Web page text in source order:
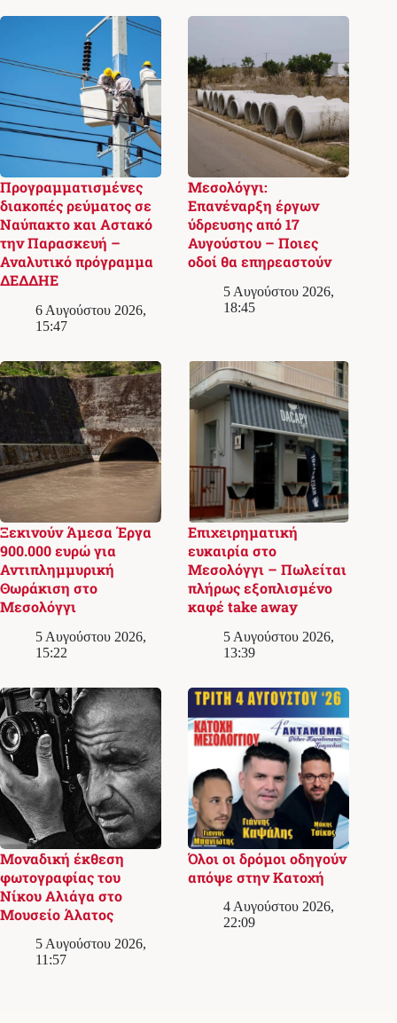
Προγραμματισμένες
διακοπές ρεύματος σε
Ναύπακτο και Αστακό
την Παρασκευή –
Αναλυτικό πρόγραμμα
ΔΕΔΔΗΕ
6 Αυγούστου 2026,
15:47
Μεσολόγγι:
Επανέναρξη έργων
ύδρευσης από 17
Αυγούστου – Ποιες
οδοί θα επηρεαστούν
5 Αυγούστου 2026,
18:45
Ξεκινούν Άμεσα Έργα
900.000 ευρώ για
Αντιπλημμυρική
Θωράκιση στο
Μεσολόγγι
5 Αυγούστου 2026,
15:22
Επιχειρηματική
ευκαιρία στο
Μεσολόγγι – Πωλείται
πλήρως εξοπλισμένο
καφέ take away
5 Αυγούστου 2026,
13:39
Μοναδική έκθεση
φωτογραφίας του
Νίκου Αλιάγα στο
Μουσείο Άλατος
5 Αυγούστου 2026,
11:57
Όλοι οι δρόμοι οδηγούν
απόψε στην Κατοχή
4 Αυγούστου 2026,
22:09